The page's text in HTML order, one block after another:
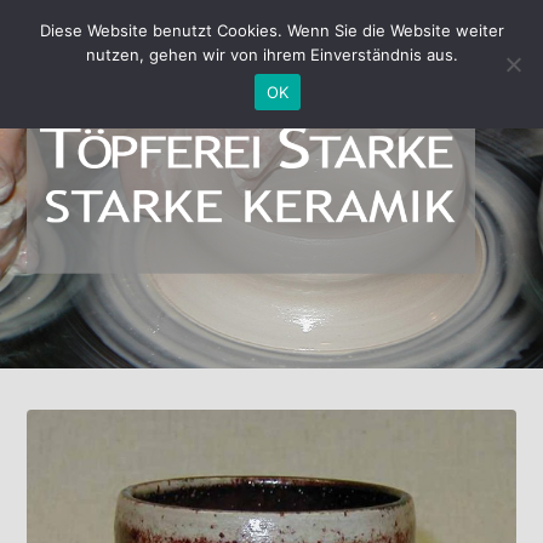
Diese Website benutzt Cookies. Wenn Sie die Website weiter
nutzen, gehen wir von ihrem Einverständnis aus.
OK